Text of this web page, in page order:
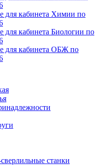
для кабинета Химии по
для кабинета Биологии по
для кабинета ОБЖ по
станки